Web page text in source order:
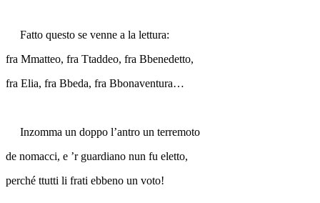
Fatto questo se venne a la lettura:
fra Mmatteo, fra Ttaddeo, fra Bbenedetto,
fra Elia, fra Bbeda, fra Bbonaventura…
Inzomma un doppo l’antro un terremoto
de nomacci, e ’r guardiano nun fu eletto,
perché ttutti li frati ebbeno un voto!